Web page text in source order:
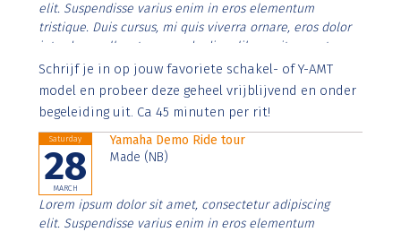
elit. Suspendisse varius enim in eros elementum
tristique. Duis cursus, mi quis viverra ornare, eros dolor
interdum nulla, ut commodo diam libero vitae erat.
Aenean faucibus nibh et justo cursus id rutrum lorem
imperdiet. Nunc ut sem vitae risus tristique posuere.
Schrijf je in op jouw favoriete schakel- of Y-AMT
model en probeer deze geheel vrijblijvend en onder
begeleiding uit. Ca 45 minuten per rit!
Saturday
28
MARCH
Yamaha Demo Ride tour
Made (NB)
Lorem ipsum dolor sit amet, consectetur adipiscing
elit. Suspendisse varius enim in eros elementum